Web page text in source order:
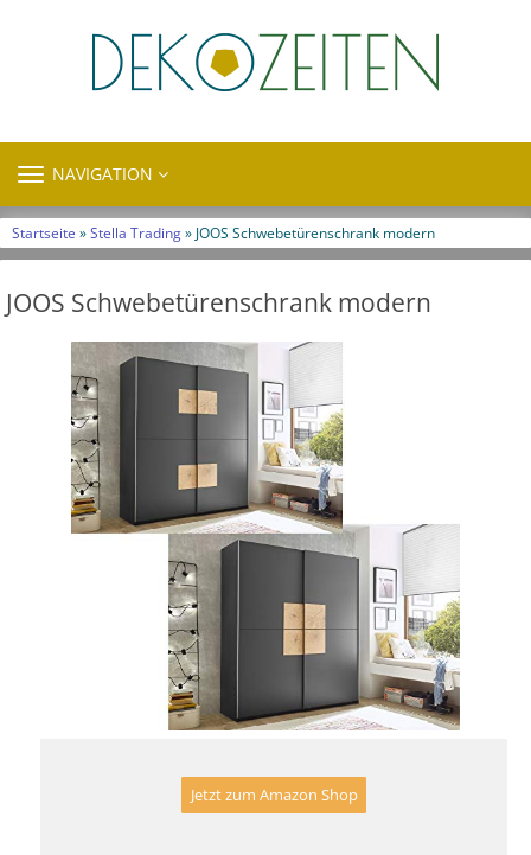
TOGGLE
NAVIGATION
Startseite »Stella Trading» JOOS Schwebetürenschrank modern
JOOS Schwebetürenschrank modern
Jetzt zum Amazon Shop